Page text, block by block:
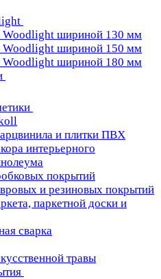
Woodlight шириной 130 мм
Woodlight шириной 150 мм
Woodlight шириной 180 мм
и плитки ПВХ
интерьерного
покрытий
и резиновых покрытий
паркетной доски и
сварка
травы